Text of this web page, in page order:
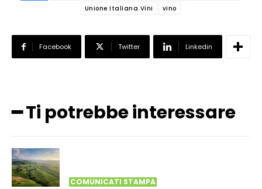
Unione Italiana Vini
vino
Facebook Twitter Linkedin
━ Ti potrebbe interessare
COMUNICATI STAMPA